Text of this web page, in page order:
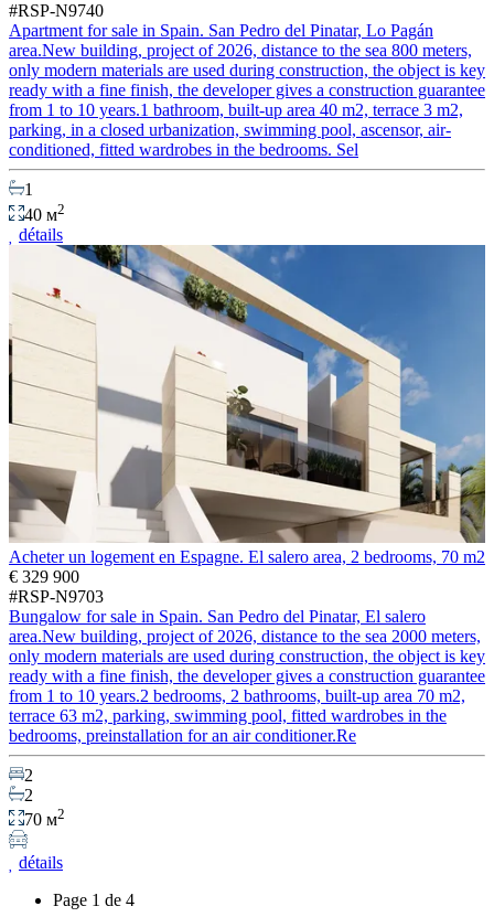
#RSP-N9740
Apartment for sale in Spain. San Pedro del Pinatar, Lo Pagán
area.New building, project of 2026, distance to the sea 800 meters,
only modern materials are used during construction, the object is key
ready with a fine finish, the developer gives a construction guarantee
from 1 to 10 years.1 bathroom, built-up area 40 m2, terrace 3 m2,
parking, in a closed urbanization, swimming pool, ascensor, air-
conditioned, fitted wardrobes in the bedrooms. Sel
1
40 м2
détails
Acheter un logement en Espagne. El salero area, 2 bedrooms, 70 m2
€ 329 900
#RSP-N9703
Bungalow for sale in Spain. San Pedro del Pinatar, El salero
area.New building, project of 2026, distance to the sea 2000 meters,
only modern materials are used during construction, the object is key
ready with a fine finish, the developer gives a construction guarantee
from 1 to 10 years.2 bedrooms, 2 bathrooms, built-up area 70 m2,
terrace 63 m2, parking, swimming pool, fitted wardrobes in the
bedrooms, preinstallation for an air conditioner.Re
2
2
70 м2
détails
Page 1 de 4